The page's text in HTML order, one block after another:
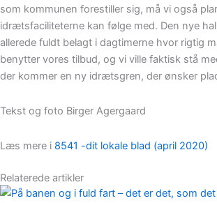
som kommunen forestiller sig, må vi også
idrætsfaciliteterne kan følge med. Den nye
allerede fuldt belagt i dagtimerne hvor rigtig
benytter vores tilbud, og vi ville faktisk stå
der kommer en ny idrætsgren, der ønsker
Tekst og foto Birger Agergaard
Læs mere i 8541 -dit lokale blad (april 2020)
Relaterede artikler